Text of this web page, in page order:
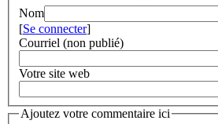
Nom
[Se connecter]
Courriel (non publié)
Votre site web
Ajoutez votre commentaire ici